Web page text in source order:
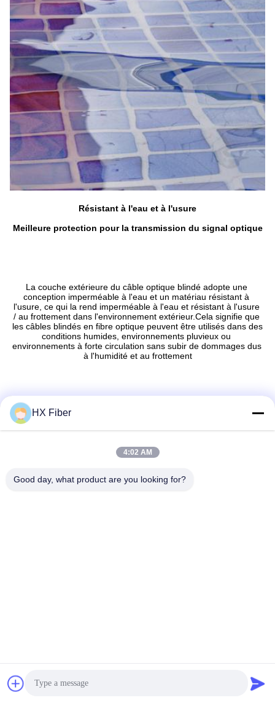
Résistant à l'eau et à l'usure
Meilleure protection pour la transmission du signal optique
La couche extérieure du câble optique blindé adopte une
conception imperméable à l'eau et un matériau résistant à
l'usure, ce qui la rend imperméable à l'eau et résistant à l'usure
/ au frottement dans l'environnement extérieur.Cela signifie que
les câbles blindés en fibre optique peuvent être utilisés dans des
conditions humides, environnements pluvieux ou
environnements à forte circulation sans subir de dommages dus
à l'humidité et au frottement
HX Fiber
4:02 AM
Good day, what product are you looking for?